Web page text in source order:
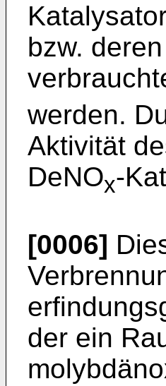
bzw.
werden.
Aktivität
DeNOx-
[0006]
der ein